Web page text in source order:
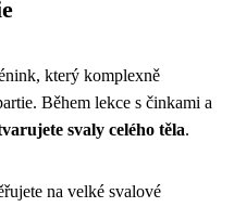
který komplexně
Během lekce s činkami a
svaly celého těla.
na velké svalové